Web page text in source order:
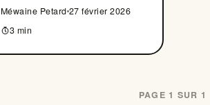
d'abattage de requins-tigres et
requins-bouledogues pour des
Méwaine Petard 27 février 2026
3 min
PAGE 1 SUR 1